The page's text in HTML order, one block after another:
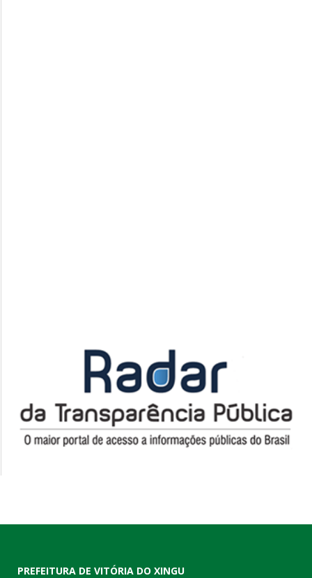
PREFEITURA DE VITÓRIA DO XINGU